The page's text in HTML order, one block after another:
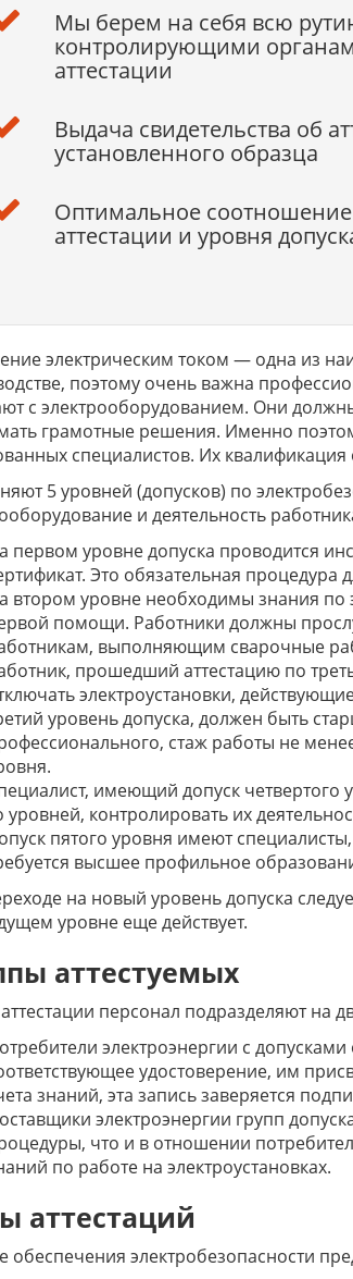
Мы берем на себя всю
контролирующими
аттестации
Выдача свидетельства об
установленного образца
Оптимальное соотношение
аттестации и уровня
электрическим током — одна из
поэтому очень важна
с электрооборудованием. Они
грамотные решения. Именно
специалистов. Их
5 уровней (допусков) по
и деятельность
первом уровне допуска проводится
Это обязательная процедура
втором уровне необходимы знания по
помощи. Работники должны
выполняющим сварочные
прошедший аттестацию по
электроустановки,
уровень допуска, должен быть
стаж работы не
имеющий допуск четвертого
уровней, контролировать их
пятого уровня имеют
высшее профильное
на новый уровень допуска
уровне еще действует.
аттестуемых
персонал подразделяют на
электроэнергии с
удостоверение, им
знаний, эта запись заверяется
электроэнергии групп
что и в отношении
по работе на электроустановках.
аттестаций
обеспечения электробезопасности